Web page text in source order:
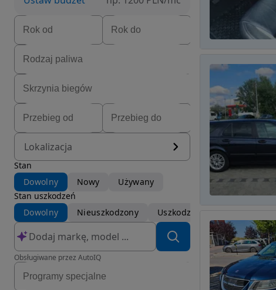
Lokalizacja
Stan
Dowolny
Nowy
Używany
Stan uszkodzeń
Dowolny
Nieuszkodzony Uszkodzony
Obsługiwane przez AutoIQ